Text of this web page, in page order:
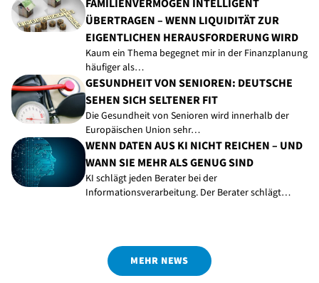
FAMILIENVERMÖGEN INTELLIGENT
ÜBERTRAGEN – WENN LIQUIDITÄT ZUR
EIGENTLICHEN HERAUSFORDERUNG WIRD
Kaum ein Thema begegnet mir in der Finanzplanung
häufiger als…
GESUNDHEIT VON SENIOREN: DEUTSCHE
SEHEN SICH SELTENER FIT
Die Gesundheit von Senioren wird innerhalb der
Europäischen Union sehr…
WENN DATEN AUS KI NICHT REICHEN – UND
WANN SIE MEHR ALS GENUG SIND
KI schlägt jeden Berater bei der
Informationsverarbeitung. Der Berater schlägt…
MEHR NEWS